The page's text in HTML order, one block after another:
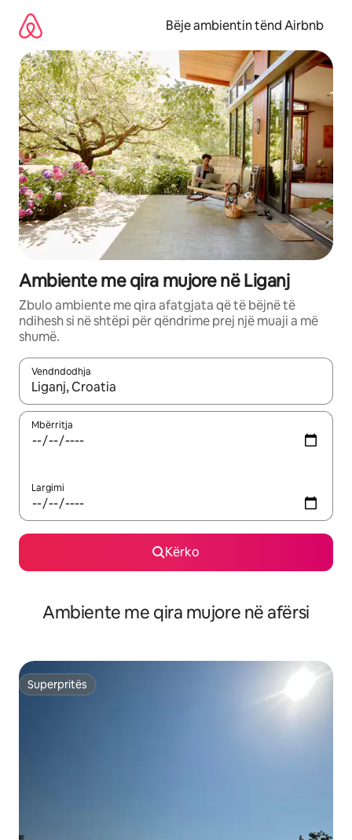
përmbajtja
Bëje ambientin tënd Airbnb
Ambiente me qira mujore në Liganj
Zbulo ambiente me qira afatgjata që të bëjnë të
ndihesh si në shtëpi për qëndrime prej një muaji a më
shumë.
Vendndodhja
Kur rezultatet të jenë të disponueshme, lëviz me butonat e
Mbërritja
Largimi
Kërko
Ambiente me qira mujore në afërsi
Superpritës
Superpritës